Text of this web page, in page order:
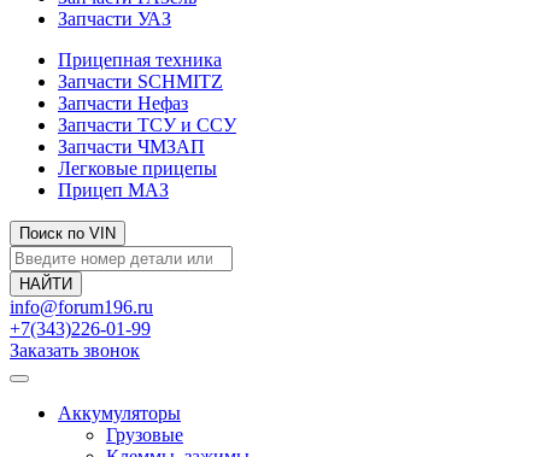
Запчасти УАЗ
Прицепная техника
Запчасти SCHMITZ
Запчасти Нефаз
Запчасти ТСУ и ССУ
Запчасти ЧМЗАП
Легковые прицепы
Прицеп МАЗ
Поиск по VIN
info@forum196.ru
+7(343)226-01-99
Заказать звонок
Аккумуляторы
Грузовые